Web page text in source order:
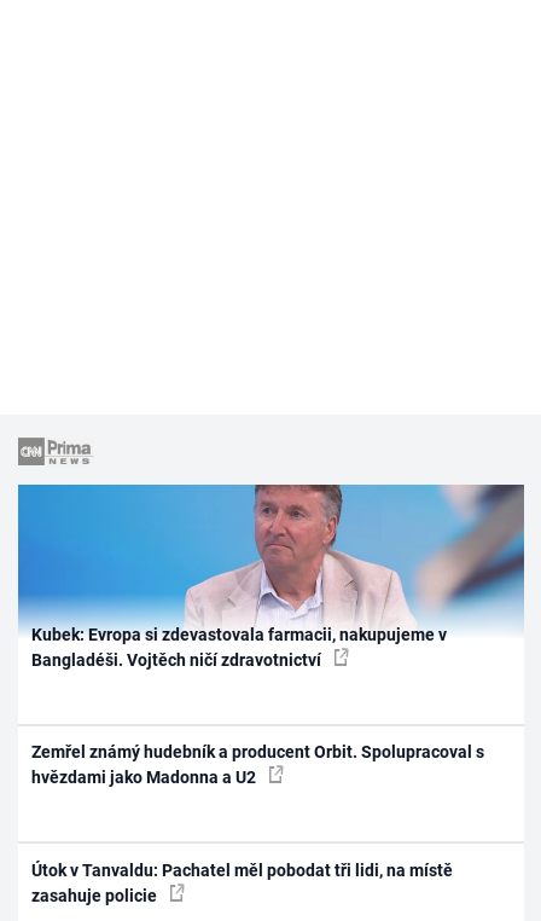
Kubek: Evropa si zdevastovala farmacii, nakupujeme v
Bangladéši. Vojtěch ničí zdravotnictví
Zemřel známý hudebník a producent Orbit. Spolupracoval s
hvězdami jako Madonna a U2
Útok v Tanvaldu: Pachatel měl pobodat tři lidi, na místě
zasahuje policie